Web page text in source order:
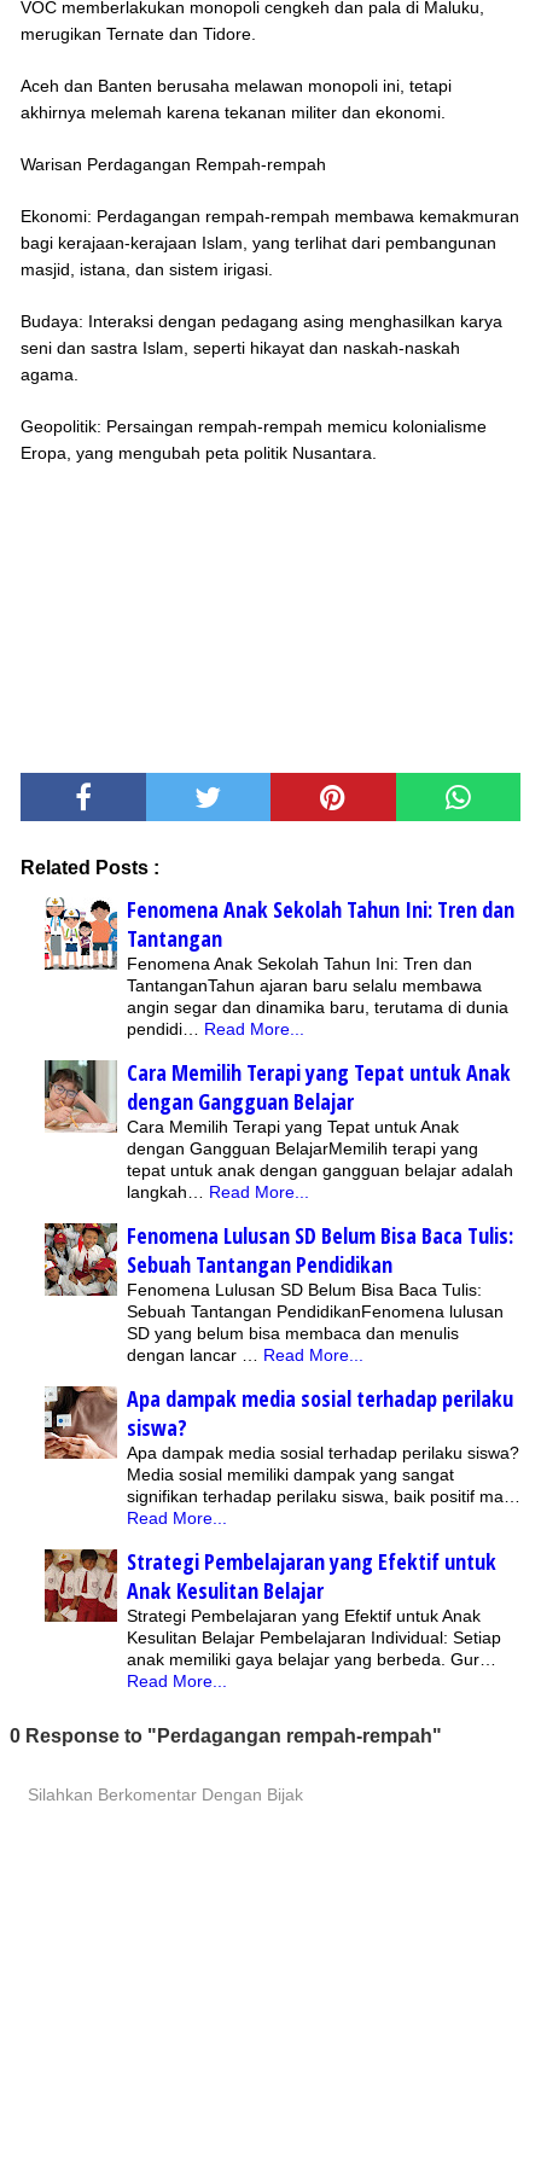
VOC memberlakukan monopoli cengkeh dan pala di Maluku,
merugikan Ternate dan Tidore.
Aceh dan Banten berusaha melawan monopoli ini, tetapi
akhirnya melemah karena tekanan militer dan ekonomi.
Warisan Perdagangan Rempah-rempah
Ekonomi: Perdagangan rempah-rempah membawa kemakmuran
bagi kerajaan-kerajaan Islam, yang terlihat dari pembangunan
masjid, istana, dan sistem irigasi.
Budaya: Interaksi dengan pedagang asing menghasilkan karya
seni dan sastra Islam, seperti hikayat dan naskah-naskah
agama.
Geopolitik: Persaingan rempah-rempah memicu kolonialisme
Eropa, yang mengubah peta politik Nusantara.
Related Posts :
Fenomena Anak Sekolah Tahun Ini: Tren dan
Tantangan
Fenomena Anak Sekolah Tahun Ini: Tren dan
TantanganTahun ajaran baru selalu membawa
angin segar dan dinamika baru, terutama di dunia
pendidi… Read More...
Cara Memilih Terapi yang Tepat untuk Anak
dengan Gangguan Belajar
Cara Memilih Terapi yang Tepat untuk Anak
dengan Gangguan BelajarMemilih terapi yang
tepat untuk anak dengan gangguan belajar adalah
langkah… Read More...
Fenomena Lulusan SD Belum Bisa Baca Tulis:
Sebuah Tantangan Pendidikan
Fenomena Lulusan SD Belum Bisa Baca Tulis:
Sebuah Tantangan PendidikanFenomena lulusan
SD yang belum bisa membaca dan menulis
dengan lancar … Read More...
Apa dampak media sosial terhadap perilaku
siswa?
Apa dampak media sosial terhadap perilaku siswa?
Media sosial memiliki dampak yang sangat
signifikan terhadap perilaku siswa, baik positif ma…
Read More...
Strategi Pembelajaran yang Efektif untuk
Anak Kesulitan Belajar
Strategi Pembelajaran yang Efektif untuk Anak
Kesulitan Belajar Pembelajaran Individual: Setiap
anak memiliki gaya belajar yang berbeda. Gur…
Read More...
0 Response to "Perdagangan rempah-rempah"
Silahkan Berkomentar Dengan Bijak